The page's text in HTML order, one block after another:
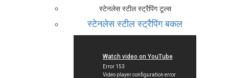
स्टेनलेस स्टील स्ट्रैपिंग टूल्स
स्टेनलेस स्टील स्ट्रैपिंग बकल